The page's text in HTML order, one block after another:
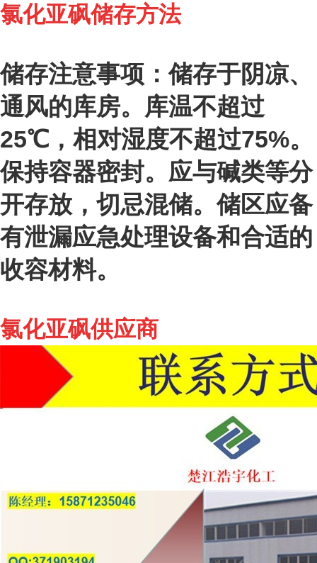
氯化亚砜储存方法
储存注意事项：储存于阴凉、
通风的库房。库温不超过
25℃，相对湿度不超过75%。
保持容器密封。应与碱类等分
开存放，切忌混储。储区应备
有泄漏应急处理设备和合适的
收容材料。
氯化亚砜供应商